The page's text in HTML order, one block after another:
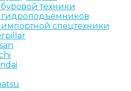
техники
спецтехники